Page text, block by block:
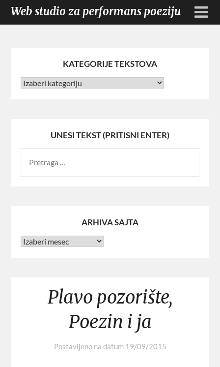
Web studio za performans poeziju
KATEGORIJE TEKSTOVA
UNESI TEKST (PRITISNI ENTER)
ARHIVA SAJTA
Plavo pozorište,
Poezin i ja
Postavljeno na datum 19/09/2015